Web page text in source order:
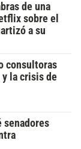
de una
sobre el
a su
consultoras
la crisis de
senadores